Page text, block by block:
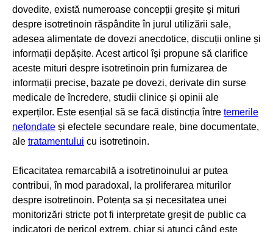
dovedite, există numeroase concepții greșite și mituri
despre isotretinoin răspândite în jurul utilizării sale,
adesea alimentate de dovezi anecdotice, discuții online și
informații depășite. Acest articol își propune să clarifice
aceste mituri despre isotretinoin prin furnizarea de
informații precise, bazate pe dovezi, derivate din surse
medicale de încredere, studii clinice și opinii ale
experților. Este esențial să se facă distincția între temerile
nefondate și efectele secundare reale, bine documentate,
ale tratamentului cu isotretinoin.
Eficacitatea remarcabilă a isotretinoinului ar putea
contribui, în mod paradoxal, la proliferarea miturilor
despre isotretinoin. Potența sa și necesitatea unei
monitorizări stricte pot fi interpretate greșit de public ca
indicatori de pericol extrem, chiar și atunci când este